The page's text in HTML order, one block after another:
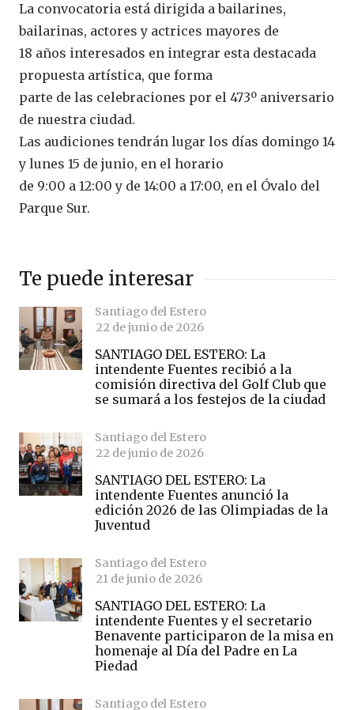
La convocatoria está dirigida a bailarines,
bailarinas, actores y actrices mayores de
18 años interesados en integrar esta destacada
propuesta artística, que forma
parte de las celebraciones por el 473º aniversario
de nuestra ciudad.
Las audiciones tendrán lugar los días domingo 14
y lunes 15 de junio, en el horario
de 9:00 a 12:00 y de 14:00 a 17:00, en el Óvalo del
Parque Sur.
Te puede interesar
Santiago del Estero
22 de junio de 2026
SANTIAGO DEL ESTERO: La
intendente Fuentes recibió a la
comisión directiva del Golf Club que
se sumará a los festejos de la ciudad
Santiago del Estero
22 de junio de 2026
SANTIAGO DEL ESTERO: La
intendente Fuentes anunció la
edición 2026 de las Olimpiadas de la
Juventud
Santiago del Estero
21 de junio de 2026
SANTIAGO DEL ESTERO: La
intendente Fuentes y el secretario
Benavente participaron de la misa en
homenaje al Día del Padre en La
Piedad
Santiago del Estero